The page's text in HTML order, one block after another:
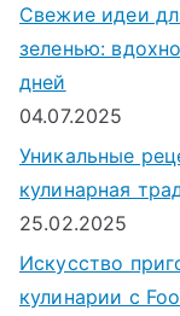
Свежие идеи
зеленью:
дней
04.07.2025
Уникальные
кулинарная
25.02.2025
Искусство
кулинарии с